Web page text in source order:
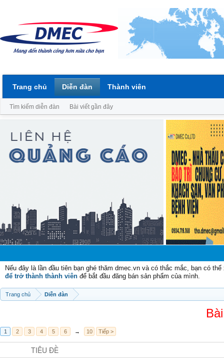
Nếu đây là lần đầu tiên bạn ghé thăm dmec.vn và có thắc mắc, bạn có
để trở thành thành viên để bắt đầu đăng bán sản phẩm của mình.
Trang chủ Diễn đàn
1 2 3 4 5 6 → 10 Tiếp >
TIÊU ĐỀ
Trang chủ Diễn đàn
Tìm kiếm diễn đàn Bài viết gần đây
Thành viên